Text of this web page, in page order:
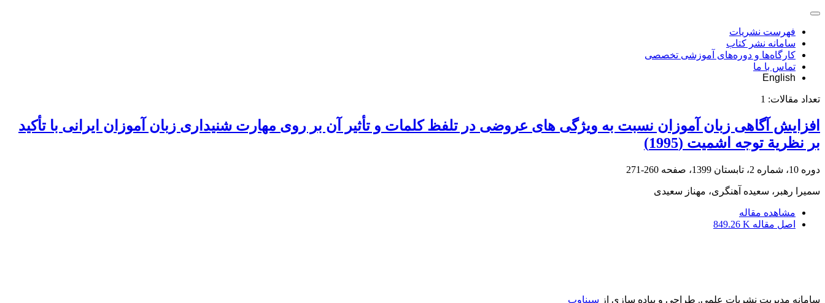
فهرست نشریات
سامانه نشر کتاب
کارگاه‌ها و دوره‌های آموزشی تخصصی
تماس با ما
English
تعداد مقالات: 1
افزایش آگاهی زبان آموزان نسبت به ویژگی های عروضی در تلفظ کلمات و تأثیر آن بر روی مهارت شنیداری زبان آموزان ایرانی با تأکید
بر نظریة توجه اشمیت (1995)
دوره 10، شماره 2، تابستان 1399، صفحه 260-271
سمیرا رهبر، سعیده آهنگری، مهناز سعیدی
مشاهده مقاله
اصل مقاله 849.26 K
سامانه مدیریت نشریات علمی. طراحی و پیاده سازی از سیناوب